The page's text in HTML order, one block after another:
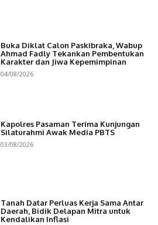
Buka Diklat Calon Paskibraka, Wabup
Ahmad Fadly Tekankan Pembentukan
Karakter dan Jiwa Kepemimpinan
04/08/2026
Kapolres Pasaman Terima Kunjungan
Silaturahmi Awak Media PBTS
03/08/2026
Tanah Datar Perluas Kerja Sama Antar
Daerah, Bidik Delapan Mitra untuk
Kendalikan Inflasi